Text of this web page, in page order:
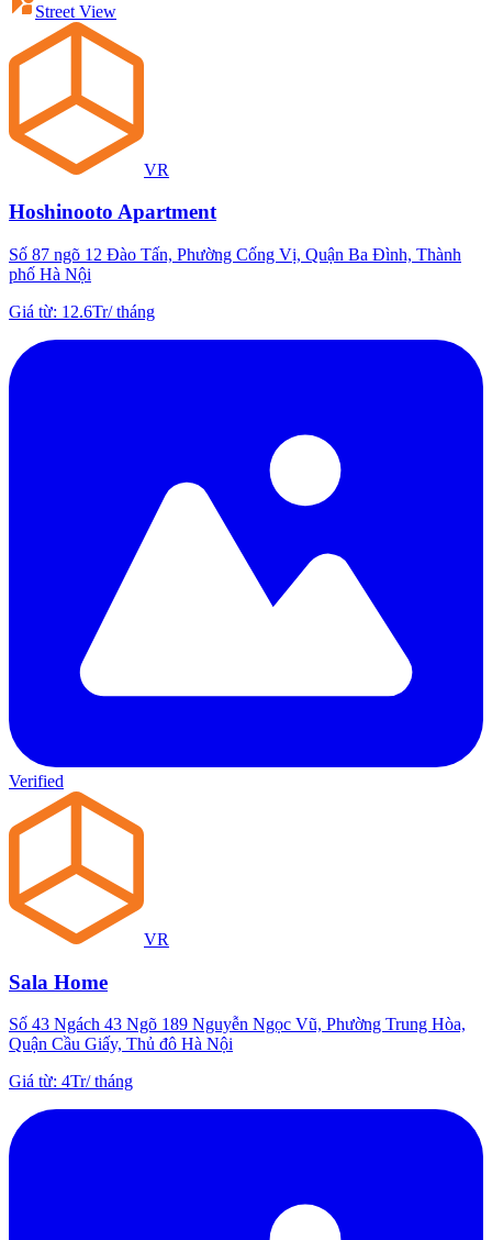
Street View
VR
Hoshinooto Apartment
Số 87 ngõ 12 Đào Tấn, Phường Cống Vị, Quận Ba Đình, Thành
phố Hà Nội
Giá từ: 12.6Tr/tháng
Verified
VR
Sala Home
Số 43 Ngách 43 Ngõ 189 Nguyễn Ngọc Vũ, Phường Trung Hòa,
Quận Cầu Giấy, Thủ đô Hà Nội
Giá từ: 4Tr/tháng